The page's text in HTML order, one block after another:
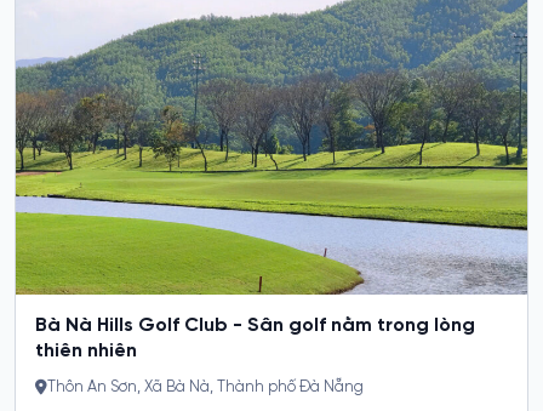
Theo tôi, bên cạnh những hoạt động quen thuộc như tắm biển,
ngắm Cầu Rồng hay...